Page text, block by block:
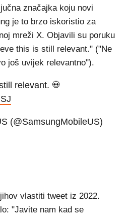
značajka koju novi
je to brzo iskoristio za
mreži X. Objavili su poruku
this is still relevant." ("Ne
još uvijek relevantno").
relevant. 💀
(@SamsungMobileUS)
vlastiti tweet iz 2022.
"Javite nam kad se